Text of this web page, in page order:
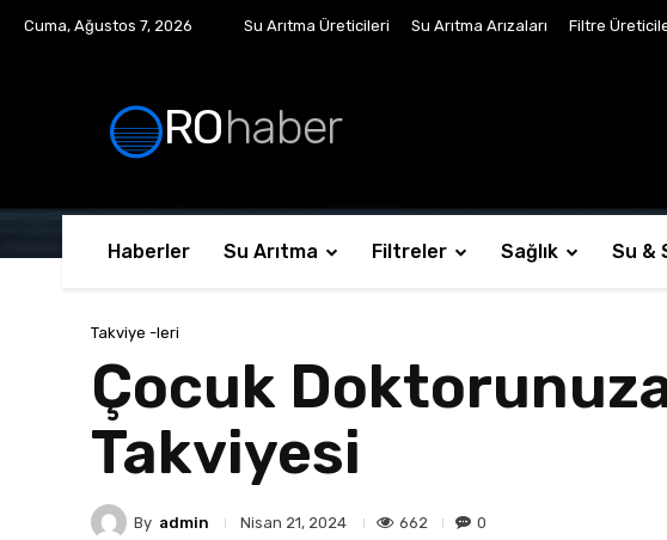
Cuma, Ağustos 7, 2026 Su Arıtma Üreticileri Su Arıtma Arızaları Filtre
ROhaber
Haberler Su Arıtma Filtreler Sağlık Su &
Takviye -leri
Çocuk
Takviyesi
By admin Nisan 21, 2024 662 0